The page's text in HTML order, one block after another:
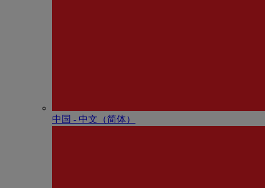
中国 - 中⽂（简体）